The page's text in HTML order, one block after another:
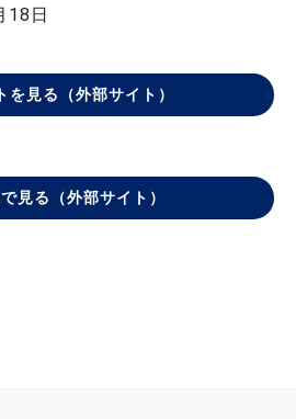
18日
を見る（外部サイト）
見る（外部サイト）